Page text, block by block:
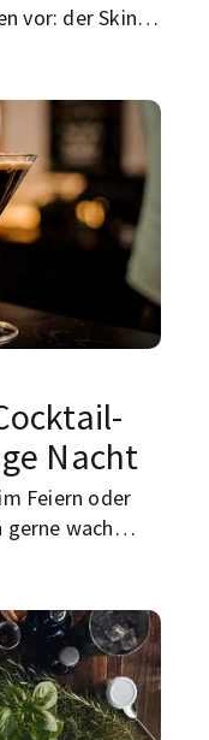
vor: der Skinny
Nacht
Feiern oder
wach